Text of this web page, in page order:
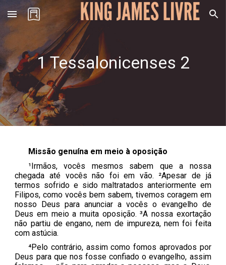
Skip to main content Skip to navigation
1 Tessalonicenses 2
Missão genuína em meio à oposição
¹Irmãos, vocês mesmos sabem que a nossa
chegada até vocês não foi em vão. ²Apesar de já
termos sofrido e sido maltratados anteriormente em
Filipos, como vocês bem sabem, tivemos coragem em
nosso Deus para anunciar a vocês o evangelho de
Deus em meio a muita oposição. ³A nossa exortação
não partiu de engano, nem de impureza, nem foi feita
com astúcia.
⁴Pelo contrário, assim como fomos aprovados por
Deus para que nos fosse confiado o evangelho, assim